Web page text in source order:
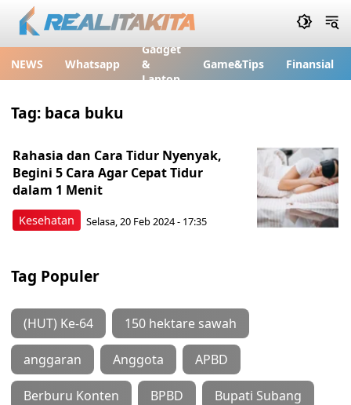
NEWS Whatsapp
Gadget
&
Laptop
Game&Tips Finansial
Tag: baca buku
Kesehatan
Rahasia dan Cara Tidur Nyenyak,
Begini 5 Cara Agar Cepat Tidur
dalam 1 Menit
Selasa, 20 Feb 2024 - 17:35
Tag Populer
(HUT) Ke-64 150 hektare sawah
anggaran Anggota APBD
Berburu Konten BPBD Bupati Subang